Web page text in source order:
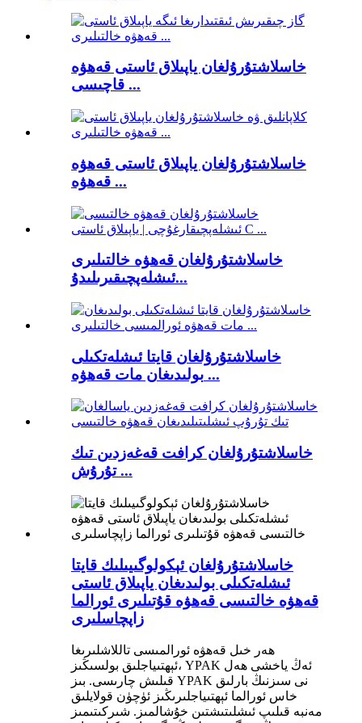
خاسلاشتۇرۇلغان ياپىلاق ئاستى قەھۋە
قاچىسى ...
خاسلاشتۇرۇلغان ياپىلاق ئاستى قەھۋە
قەھۋە ...
خاسلاشتۇرۇلغان قەھۋە خالتىلىرى
ئىشلەپچىقىرىلىدۇ...
خاسلاشتۇرۇلغان قايتا ئىشلەتكىلى
بولىدىغان مات قەھۋە ...
خاسلاشتۇرۇلغان كرافت قەغەزدىن تىك
تۇرۇش ...
خاسلاشتۇرۇلغان ئېكولوگىيىلىك قايتا
ئىشلەتكىلى بولىدىغان ياپىلاق ئاستى
قەھۋە خالتىسى قەھۋە قۇتىلىرى ئورالما
زاپچاسلىرى
ھەر خىل قەھۋە ئورالمىسى تاللاشلىرىغا
ئېھتىياجلىق بولسىڭىز، YPAK ئەڭ ياخشى ھەل
قىلىش چارىسى. بىز YPAK نى سىزنىڭ بارلىق
خاس ئورالما ئېھتىياجلىرىڭىز ئۈچۈن قولايلىق
مەنبە قىلىپ ئىشلىتىشتىن خۇشالمىز. شىركىتىمىز